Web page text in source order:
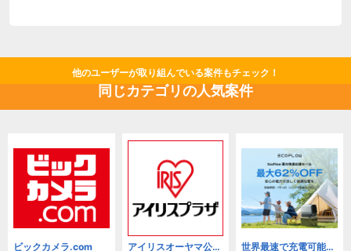
他のユーザーが取り組んでいる案件もチェック！
同じカテゴリの人気案件
ビックカメラ.com アイリスオーヤマ公式通販サイト【アイリスプラザ】 世界最速で充電可能なポータブル電源 【EcoFlow（エコフロー）】 公式通販サイト